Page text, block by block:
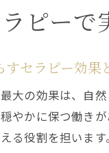
ピー
セラピー効果
大の効果は、自
やかに保つ働き
る役割を担います。